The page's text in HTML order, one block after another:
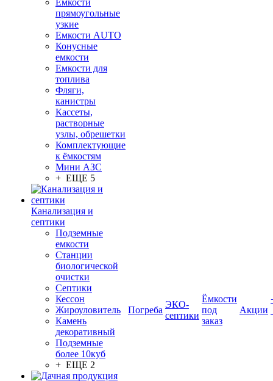
Емкости
прямоугольные
узкие
Емкости АUТО
Конусные
емкости
Емкости для
топлива
Фляги,
канистры
Кассеты,
растворные
узлы, обрешетки
Комплектующие
к ёмкостям
Мини АЗС
+ ЕЩЕ 5
Канализация и
септики
Подземные
емкости
Станции
биологической
очистки
Септики
Кессон
Жироуловитель
Камень
декоративный
Подземные
более 10куб
+ ЕЩЕ 2
Погреба
ЭКО-
септики
Ёмкости
под
заказ
Акции